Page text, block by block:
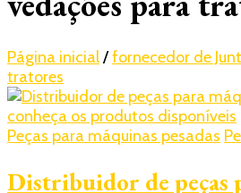
Página inicial/fornecedor de
tratores
Peças para máquinas pesadas
Distribuidor de peças